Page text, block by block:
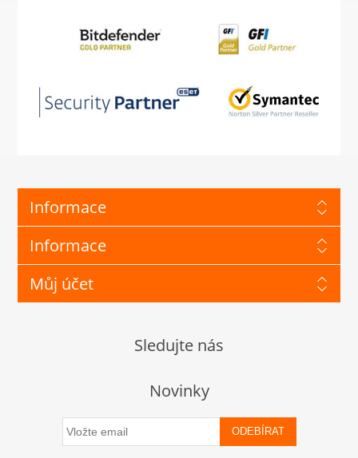
Informace
Informace
Můj účet
Sledujte nás
Novinky
ODEBÍRAT